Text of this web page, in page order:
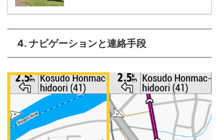
4. ナビゲーションと連絡手段